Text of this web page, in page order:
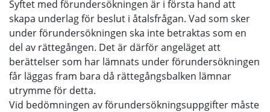
Syftet med förundersökningen är i första hand att
skapa underlag för beslut i åtalsfrågan. Vad som sker
under förundersökningen ska inte betraktas som en
del av rättegången. Det är därför angeläget att
berättelser som har lämnats under förundersökningen
får läggas fram bara då rättegångsbalken lämnar
utrymme för detta.
Vid bedömningen av förundersökningsuppgifter måste